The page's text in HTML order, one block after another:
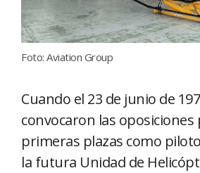
Foto: Aviation Group
Cuando el 23 de junio de
convocaron las
primeras plazas como
la futura Unidad de